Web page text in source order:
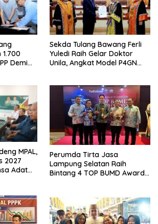
Demi
Sekda Tulang Bawang Ferli
Yuledi Raih Gelar Doktor
Unila, Angkat Model P4GN
MPAL,
2027
Adat
Perumda Tirta Jasa
Lampung Selatan Raih
Bintang 4 TOP BUMD Awards